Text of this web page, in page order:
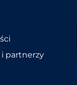
partnerzy